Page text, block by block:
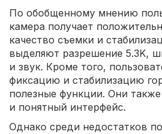
По обобщенному мнению
камера получает
качество съемки и
выделяют разрешение 5.3K,
и звук. Кроме того,
фиксацию и стабилизацию
полезные функции. Они
и понятный интерфейс.
Однако среди недостатков